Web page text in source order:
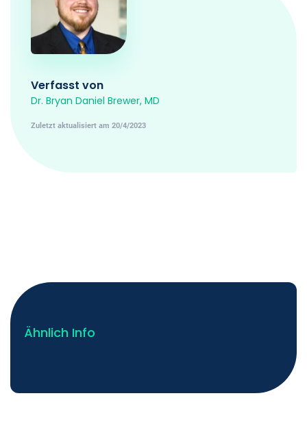
Verfasst von
Dr. Bryan Daniel Brewer, MD
Zuletzt aktualisiert am 20/4/2023
Ähnlich Info